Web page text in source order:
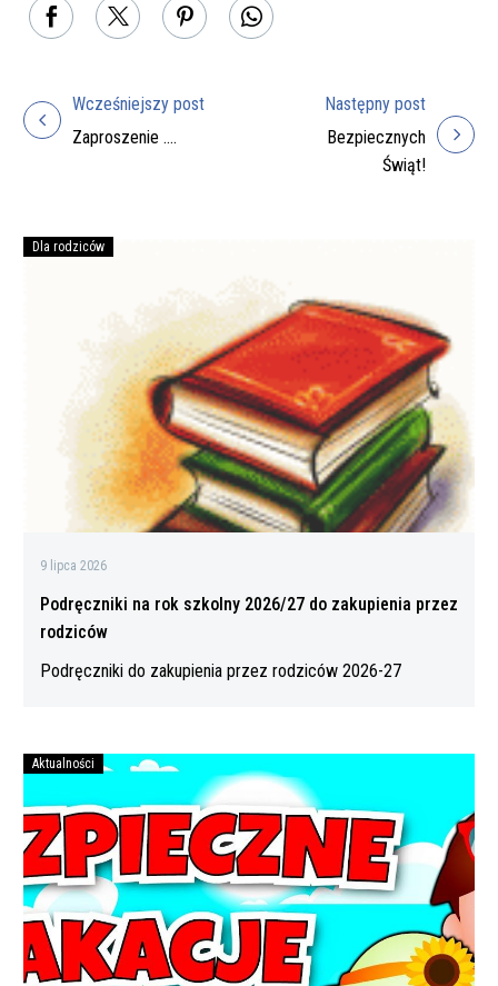
Nawigacja
Wcześniejszy post
Zaproszenie ….
Następny post
Bezpiecznych
Świąt!
rok
szkolny
do
zakupienia
przez
rodziców
Dla rodziców
9 lipca 2026
Podręczniki na rok szkolny 2026/27 do zakupienia przez
rodziców
Podręczniki do zakupienia przez rodziców 2026-27
Bezpiecznych
wakacji
Aktualności